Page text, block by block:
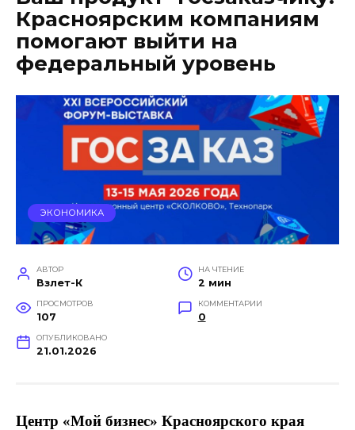
Красноярским компаниям
помогают выйти на
федеральный уровень
ЭКОНОМИКА
АВТОР
Взлет-К
НА ЧТЕНИЕ
2 мин
ПРОСМОТРОВ
107
КОММЕНТАРИИ
0
ОПУБЛИКОВАНО
21.01.2026
Центр «Мой бизнес» Красноярского края